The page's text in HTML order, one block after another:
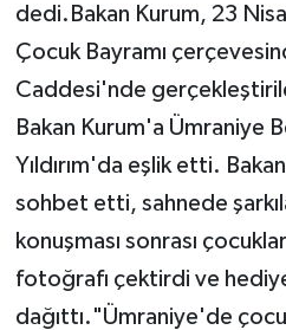
dedi.Bakan Kurum, 23
Çocuk Bayramı
Caddesi'nde
Bakan Kurum'a Ümraniye
Yıldırım'da eşlik etti.
sohbet etti, sahnede
konuşması sonrası
fotoğrafı çektirdi ve
dağıttı."Ümraniye'de